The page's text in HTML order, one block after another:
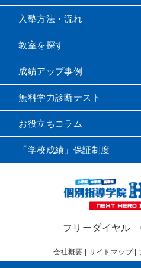
フリーダイヤル
会社概要 サイトマップ|
入塾方法・流れ
教室を探す
成績アップ事例
無料学力診断テスト
お役立ちコラム
「学校成績」保証制度